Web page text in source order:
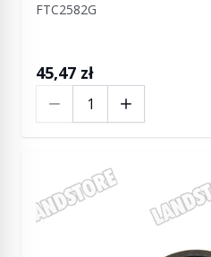
FTC2582G
45,47 zł